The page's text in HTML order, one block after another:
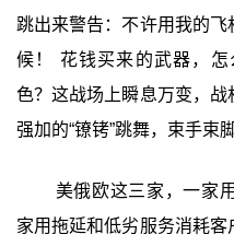
跳出来警告：不许用我的
候！ 花钱买来的武器，
色？这战场上瞬息万变，
强加的“镣铐”跳舞，束手束
美俄欧这三家，一家
家用拖延和低劣服务消耗